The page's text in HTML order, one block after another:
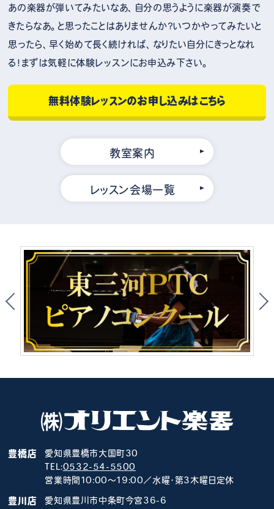
あの楽器が弾いてみたいなあ、自分の思うように楽器が演奏で
きたらなあ。と思ったことはありませんか？いつかやってみたいと
思ったら、早く始めて長く続ければ、なりたい自分にきっとなれ
る！まずは気軽に体験レッスンにお申込み下さい。
無料体験レッスンのお申し込みはこちら
教室案内
レッスン会場一覧
豊橋店
愛知県豊橋市大国町30
TEL:0532-54-5500
営業時間10:00～19:00／水曜･第3木曜日定休
豊川店
愛知県豊川市中条町今宮36-6